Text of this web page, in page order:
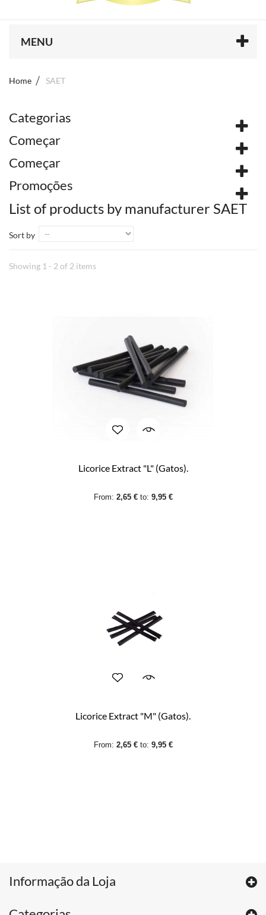
MENU
Home SAET
Categorias
Começar
Começar
Promoções
List of products by manufacturer SAET
Sort by
Showing 1 - 2 of 2 items
Licorice Extract "L" (Gatos).
From: 2,65 € to: 9,95 €
Licorice Extract "M" (Gatos).
From: 2,65 € to: 9,95 €
Informação da Loja